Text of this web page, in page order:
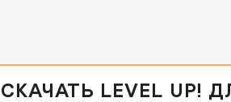
СКАЧАТЬ LEVEL UP!